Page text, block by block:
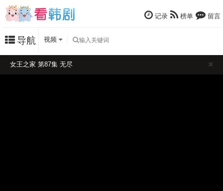
记录 榜单 留言
导航 视频
女王之家 第87集 无尽